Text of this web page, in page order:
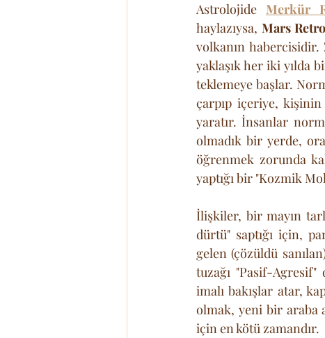
Astrolojide Merkür
haylazıysa, Mars
volkanın habercisidir.
yaklaşık her iki yılda
teklemeye başlar.
çarpıp içeriye,
yaratır. İnsanlar
olmadık bir yerde,
öğrenmek zorunda
yaptığı bir "Kozmik
İlişkiler, bir mayın
dürtü" saptığı için,
gelen (çözüldü
tuzağı "Pasif-
imalı bakışlar atar,
olmak, yeni bir araba
için en kötü zamandır.